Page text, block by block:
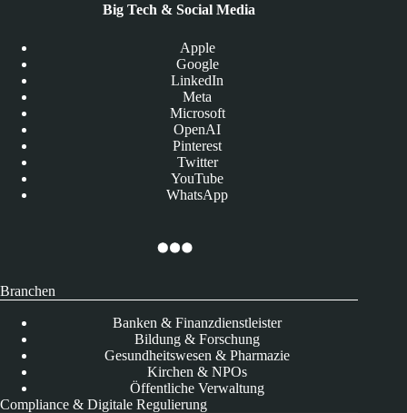
Big Tech & Social Media
Apple
Google
LinkedIn
Meta
Microsoft
OpenAI
Pinterest
Twitter
YouTube
WhatsApp
Branchen
Banken & Finanzdienstleister
Bildung & Forschung
Gesundheitswesen & Pharmazie
Kirchen & NPOs
Öffentliche Verwaltung
Compliance & Digitale Regulierung